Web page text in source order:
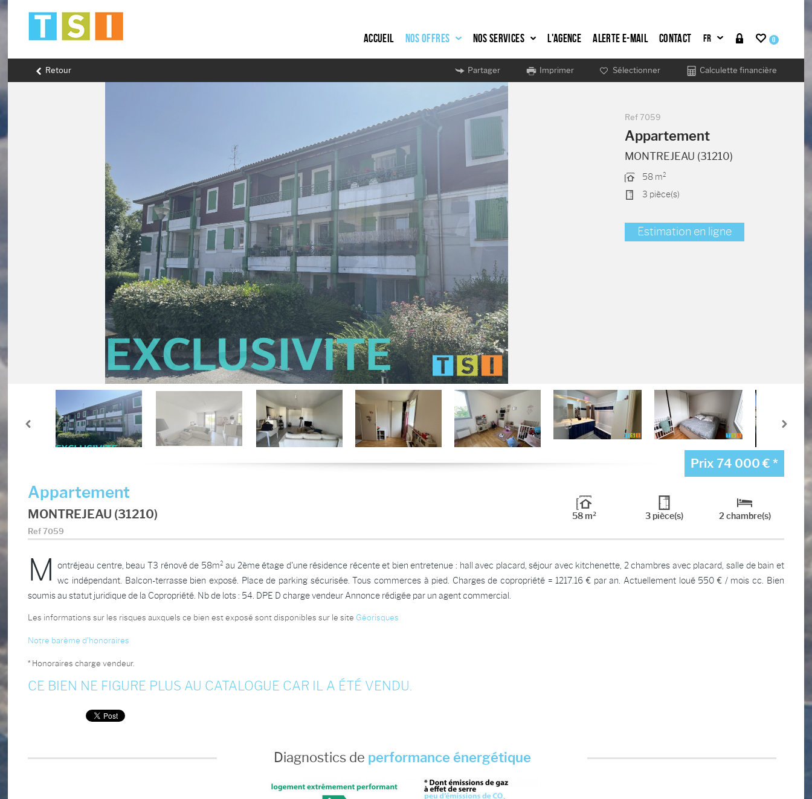
Accueil Nos offres Nos services L'agence Alerte e-mail Contact 0
Retour Partager Imprimer Sélectionner Calculette financière
Ref 7059
Appartement
MONTREJEAU (31210)
58 m²
3 pièce(s)
Estimation en ligne
Prix 74 000 € *
Appartement
MONTREJEAU (31210)
Ref 7059
58 m² 3 pièce(s) 2 chambre(s)
M ontréjeau centre, beau T3 rénové de 58m² au 2ème étage d'une résidence récente et bien entretenue : hall avec placard, séjour avec kitchenette, 2 chambres avec placard, salle de bain et
wc indépendant. Balcon-terrasse bien exposé. Place de parking sécurisée. Tous commerces à pied. Charges de copropriété = 1217.16 € par an. Actuellement loué 550 € / mois cc. Bien
soumis au statut juridique de la Copropriété. Nb de lots : 54. DPE D charge vendeur Annonce rédigée par un agent commercial.
Les informations sur les risques auxquels ce bien est exposé sont disponibles sur le site Géorisques
Notre barème d'honoraires
* Honoraires charge vendeur.
CE BIEN NE FIGURE PLUS AU CATALOGUE CAR IL A ÉTÉ VENDU.
Diagnostics de performance énergétique